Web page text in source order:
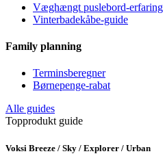
Væghængt puslebord-erfaring
Vinterbadekåbe-guide
Family planning
Terminsberegner
Børnepenge-rabat
Alle guides
Topprodukt guide
Voksi Breeze / Sky / Explorer / Urban